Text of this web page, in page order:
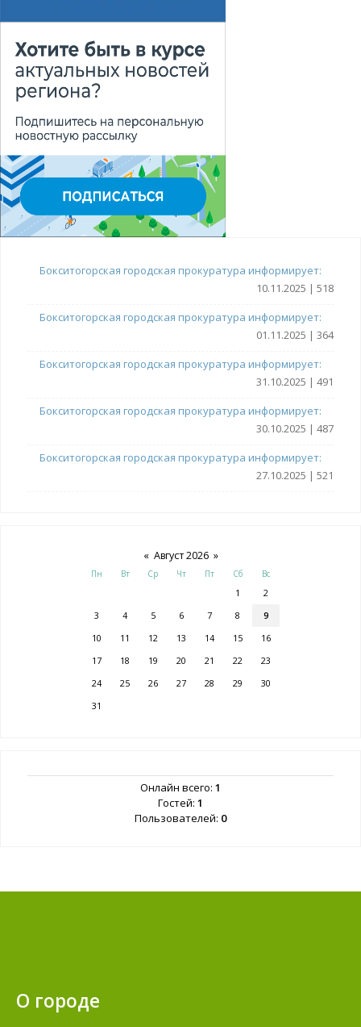
Бокситогорская городская прокуратура информирует:
10.11.2025 | 518
Бокситогорская городская прокуратура информирует:
01.11.2025 | 364
Бокситогорская городская прокуратура информирует:
31.10.2025 | 491
Бокситогорская городская прокуратура информирует:
30.10.2025 | 487
Бокситогорская городская прокуратура информирует:
27.10.2025 | 521
« Август 2026 »
Пн Вт Ср Чт Пт Сб Вс
1
2
3
4 5 6 7 8
9
10
11 12 13 14 15
16
17
18 19 20 21 22
23
24
25 26 27 28 29
30
31
Онлайн всего: 1
Гостей: 1
Пользователей: 0
О городе